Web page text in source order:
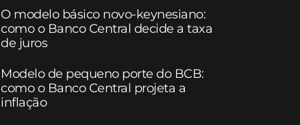
O modelo básico novo-keynesiano:
como o Banco Central decide a taxa
de juros
Modelo de pequeno porte do BCB:
como o Banco Central projeta a
inflação